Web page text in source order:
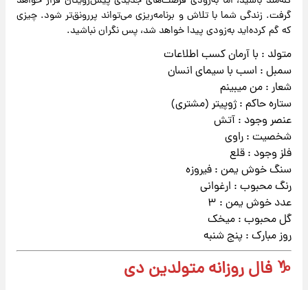
گرفت. زندگی شما با تلاش و برنامه‌ریزی می‌تواند پررونق‌تر شود. چیزی
که گم کرده‌اید به‌زودی پیدا خواهد شد، پس نگران نباشید.
متولد : با آرمان کسب اطلاعات
سمبل : اسب با سیمای انسان
شعار : من میبینم
ستاره حاکم : ژوپیتر (مشتری)
عنصر وجود : آتش
شخصیت : راوی
فلز وجود : قلع
سنگ خوش یمن : فیروزه
رنگ محبوب : ارغوانی
عدد خوش یمن : ۳
گل محبوب : میخک
روز مبارک : پنج شنبه
♑ فال روزانه متولدین دی